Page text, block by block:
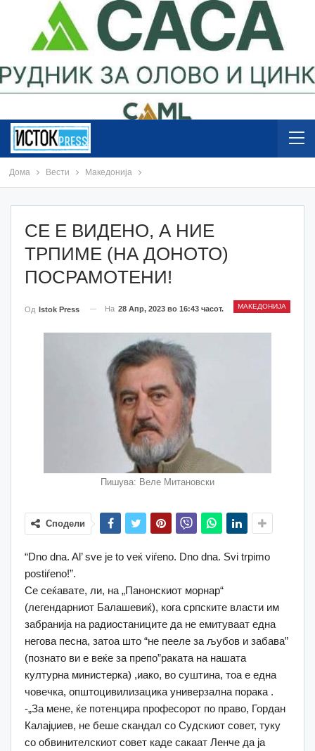
Дома Вести Македонија
СЕ Е ВИДЕНО, А НИЕ
ТРПИМЕ (НА ДОНОТО)
ПОСРАМОТЕНИ!
МАКЕДОНИЈА
Од Istok Press На 28 Апр, 2023 во 16:43 часот.
Пишува: Веле Митановски
Сподели
“Dno dna. Al’ sve je to veќ viѓeno. Dno dna. Svi trpimo
postiѓeno!”.
Се сеќавате, ли, на „Панонскиот морнар“
(легендарниот Балашевиќ), кoга српските власти им
забранија на радиостаниците да не емитуваат една
негова песна, затоа што “не пееле за љубов и забава”
(познато ви е веќе за препо”раката на нашата
културна министерка) ,иако, во суштина, тоа е една
човечка, општоцивилизацика универзална порака .
-„За мене, ќе потенцира професорот по право, Гордан
Калајџиев, не беше скандал со Судскиот совет, туку
со обвинителскиот совет каде сакаат Ленче да ја